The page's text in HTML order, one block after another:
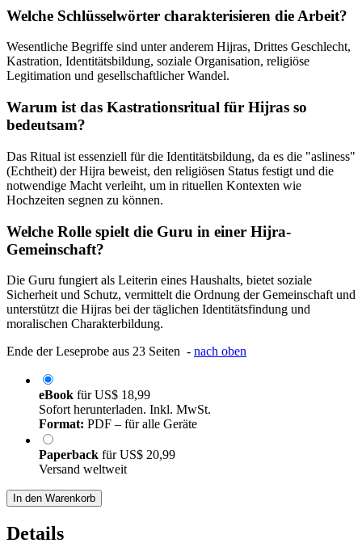
Welche Schlüsselwörter charakterisieren die Arbeit?
Wesentliche Begriffe sind unter anderem Hijras, Drittes Geschlecht,
Kastration, Identitätsbildung, soziale Organisation, religiöse
Legitimation und gesellschaftlicher Wandel.
Warum ist das Kastrationsritual für Hijras so
bedeutsam?
Das Ritual ist essenziell für die Identitätsbildung, da es die "asliness"
(Echtheit) der Hijra beweist, den religiösen Status festigt und die
notwendige Macht verleiht, um in rituellen Kontexten wie
Hochzeiten segnen zu können.
Welche Rolle spielt die Guru in einer Hijra-
Gemeinschaft?
Die Guru fungiert als Leiterin eines Haushalts, bietet soziale
Sicherheit und Schutz, vermittelt die Ordnung der Gemeinschaft und
unterstützt die Hijras bei der täglichen Identitätsfindung und
moralischen Charakterbildung.
Ende der Leseprobe aus 23 Seiten - nach oben
eBook fürUS$ 18,99
Sofort herunterladen. Inkl. MwSt.
Format: PDF – für alle Geräte
Paperback fürUS$ 20,99
Versand weltweit
In den Warenkorb
Details